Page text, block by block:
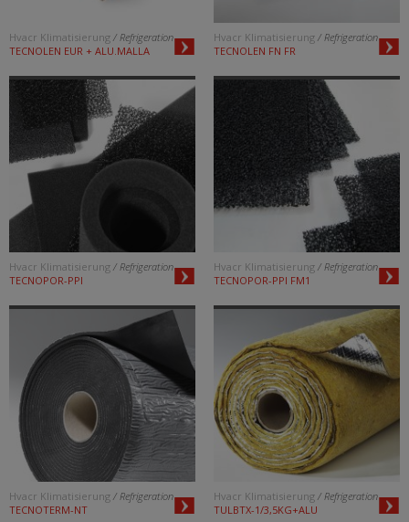
Hvacr Klimatisierung / Refrigeration
TECNOLEN EUR + ALU.MALLA
Hvacr Klimatisierung / Refrigeration
TECNOLEN FN FR
Hvacr Klimatisierung / Refrigeration
TECNOPOR-PPI
Hvacr Klimatisierung / Refrigeration
TECNOPOR-PPI FM1
Hvacr Klimatisierung / Refrigeration
TECNOTERM-NT
Hvacr Klimatisierung / Refrigeration
TULBTX-1/3,5KG+ALU